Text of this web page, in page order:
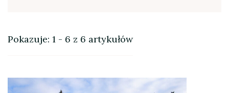
Pokazuje: 1 - 6 z 6 artykułów